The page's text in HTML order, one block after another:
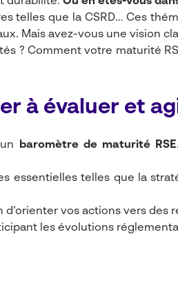
telles que la CSRD… Ces
Mais avez-vous une vision
? Comment votre maturité
à évaluer et
baromètre de maturité RSE
essentielles telles que la
d’orienter vos actions vers des
les évolutions